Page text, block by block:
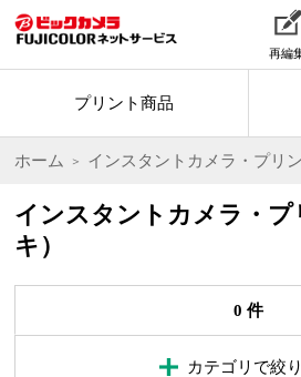
再編
プリント商品
ホーム インスタントカメラ・プリ
インスタントカメラ・プ
キ）
0 件
カテゴリで絞